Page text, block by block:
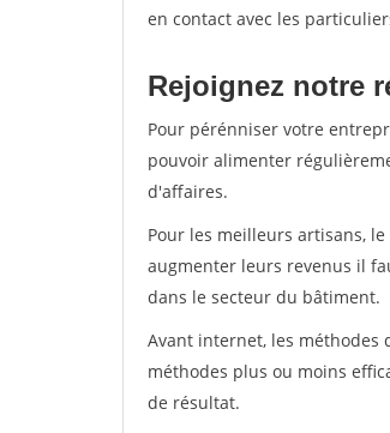
en contact avec les
Rejoignez notre
Pour pérénniser votre
pouvoir alimenter
d'affaires.
Pour les meilleurs artisans,
augmenter leurs revenus il
dans le secteur du bâtiment.
Avant internet, les méthodes
méthodes plus ou moins
de résultat.